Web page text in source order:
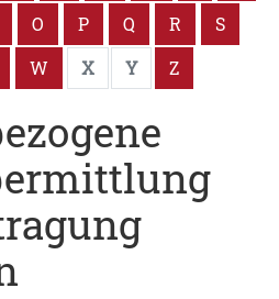
O P Q R
S
W X Y Z